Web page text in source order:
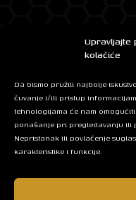
Upravljajte
kolačiće
Da bismo pružili najbolje
čuvanje i/ili pristup
tehnologijama će nam
ponašanje pri pregledavanju ili
Nepristanak ili povlačenje
karakteristike i funkcije.
Temeljni kapital:
IBAN:
Mob:
E-mail: